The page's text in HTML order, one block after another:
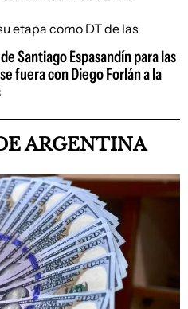
Santiago Espasandín para las
fuera con Diego Forlán a la
ARGENTINA